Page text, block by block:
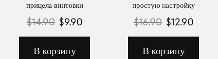
прицела винтовки
$14.90 $9.90
В корзину
простую настройку
$16.90 $12.90
В корзину